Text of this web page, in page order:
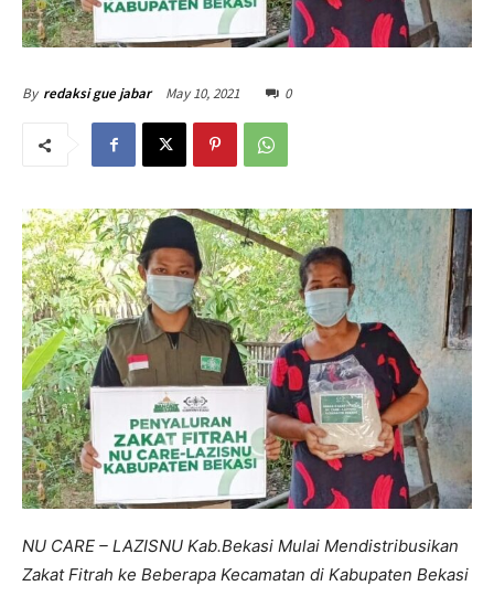
By redaksi gue jabar May 10, 2021 0
NU CARE – LAZISNU Kab.Bekasi Mulai Mendistribusikan
Zakat Fitrah ke Beberapa Kecamatan di Kabupaten Bekasi